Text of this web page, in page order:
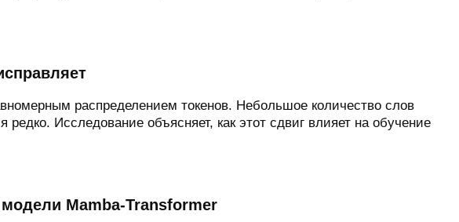
распределением токенов. Небольшое количество слов
Исследование объясняет, как этот сдвиг влияет на обучение
Mamba-Transformer